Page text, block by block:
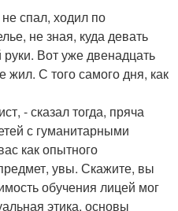
спал, ходил по
не зная, куда девать
Вот уже двенадцать
жил. С того самого дня, как
- сказал тогда, пряча
с гуманитарными
как опытного
увы. Скажите, вы
обучения лицей мог
этика, основы